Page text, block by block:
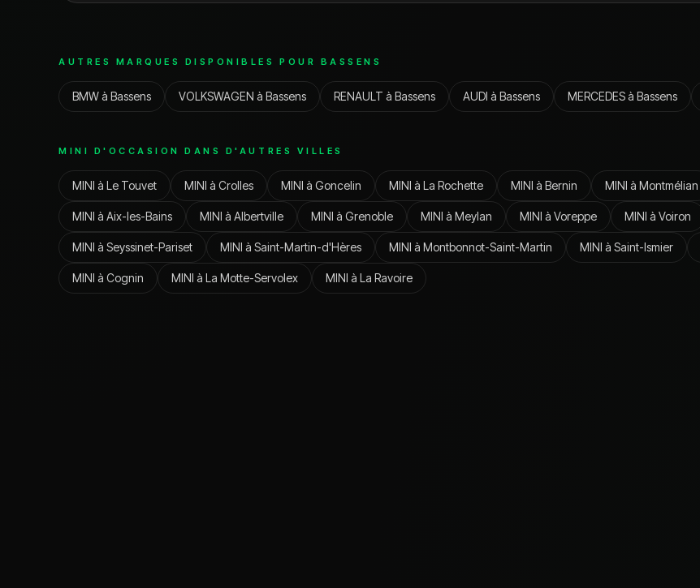
AUTRES MARQUES DISPONIBLES POUR BASSENS
BMWà Bassens VOLKSWAGEN à Bassens RENAULT à Bassens AUDI à Bassens MERCEDESà Bassens
MINI D'OCCASION DANS D'AUTRES VILLES
MINI à Le Touvet MINI à Crolles MINI à Goncelin MINI à La Rochette MINI à Bernin MINI à Montmélian
MINI à Aix-les-Bains MINI à Albertville MINI à Grenoble MINI à Meylan MINI à Voreppe MINI à Voiron
MINI à Seyssinet-Pariset MINI à Saint-Martin-d'Hères MINI à Montbonnot-Saint-Martin MINI à Saint-Ismier
MINI à Cognin MINI à La Motte-Servolex MINI à La Ravoire